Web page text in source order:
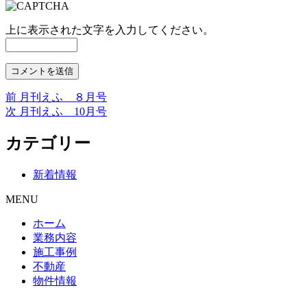
上に表示された文字を入力してください。
投
稿
ナ
前 前
の
稿:
月刊えふ ８月号
次 次
投
稿:
月刊えふ 10月号
カテゴリー
新着情報
MENU
ホーム
業務内容
施工事例
不動産
物件情報